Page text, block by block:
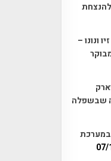
ונונו –
שבשפלה
07/